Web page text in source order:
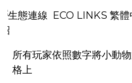
所有玩家依照數字將小動
格上